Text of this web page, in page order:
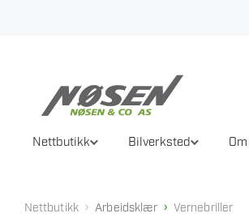
Nettbutikk Bilverksted
Nettbutikk › Arbeidsklær › Vernebriller